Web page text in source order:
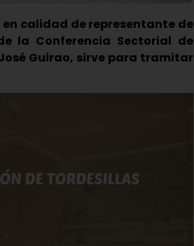
calidad de representante de
la Conferencia Sectorial de
Guirao, sirve para tramitar